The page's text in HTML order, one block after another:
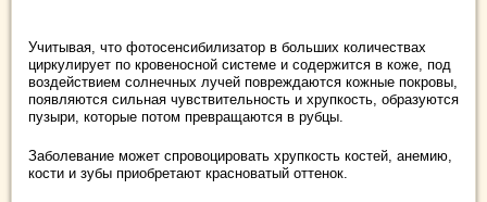
Учитывая, что фотосенсибилизатор в больших количествах
циркулирует по кровеносной системе и содержится в коже, под
воздействием солнечных лучей повреждаются кожные покровы,
появляются сильная чувствительность и хрупкость, образуются
пузыри, которые потом превращаются в рубцы.
Заболевание может спровоцировать хрупкость костей, анемию,
кости и зубы приобретают красноватый оттенок.